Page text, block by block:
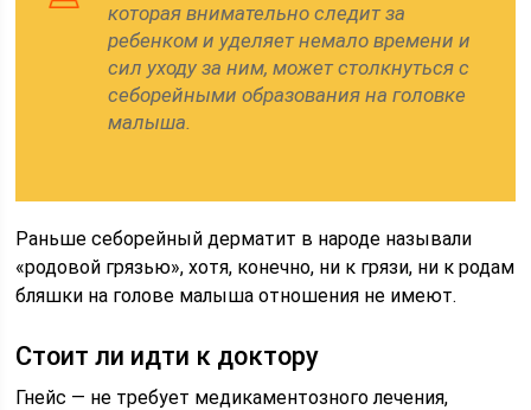
которая внимательно следит за
ребенком и уделяет немало времени и
сил уходу за ним, может столкнуться с
себорейными образования на головке
малыша.
Раньше себорейный дерматит в народе называли
«родовой грязью», хотя, конечно, ни к грязи, ни к родам
бляшки на голове малыша отношения не имеют.
Стоит ли идти к доктору
Гнейс — не требует медикаментозного лечения,